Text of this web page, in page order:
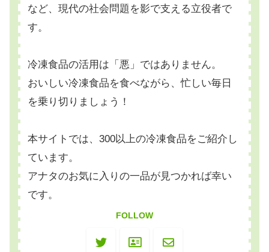
など、現代の社会問題を影で支える立役者で
す。
冷凍食品の活用は「悪」ではありません。
おいしい冷凍食品を食べながら、忙しい毎日
を乗り切りましょう！
本サイトでは、300以上の冷凍食品をご紹介し
ています。
アナタのお気に入りの一品が見つかれば幸い
です。
FOLLOW